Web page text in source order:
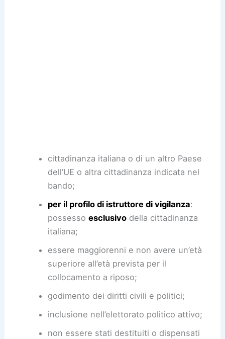
cittadinanza italiana o di un altro Paese
dell’UE o altra cittadinanza indicata nel
bando;
per il profilo di istruttore di vigilanza:
possesso esclusivodella cittadinanza
italiana;
essere maggiorenni e non avere un’età
superiore all’età prevista per il
collocamento a riposo;
godimento dei diritti civili e politici;
inclusione nell’elettorato politico attivo;
non essere stati destituiti o dispensati